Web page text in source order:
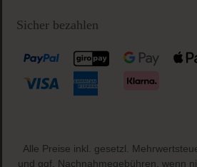
Sicher bezahlen
Alle Preise inkl. gesetzl.
und ggf. Nachnahmegebühren, wenn